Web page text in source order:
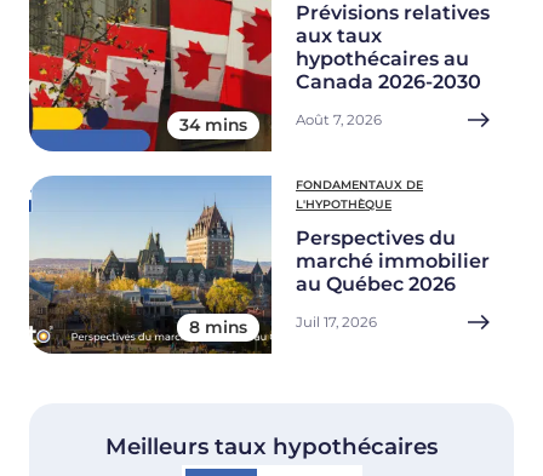
34 mins
Prévisions relatives
aux taux
hypothécaires au
Canada 2026-2030
Août 7, 2026
8 mins
FONDAMENTAUX DE
L'HYPOTHÈQUE
Perspectives du
marché immobilier
au Québec 2026
Juil 17, 2026
Meilleurs taux hypothécaires